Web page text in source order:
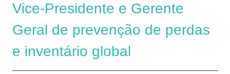
Vice-Presidente e Gerente
Geral de prevenção de perdas
e inventário global